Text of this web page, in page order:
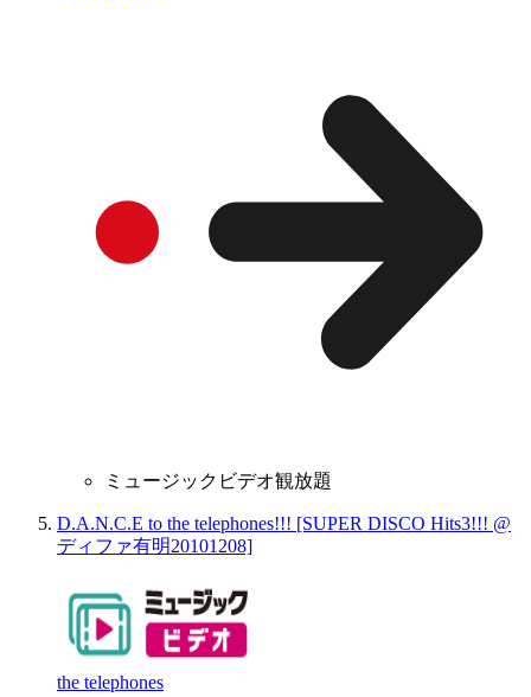
ミュージックビデオ観放題
D.A.N.C.E to the telephones!!! [SUPER DISCO Hits3!!! @
ディファ有明20101208]
the telephones